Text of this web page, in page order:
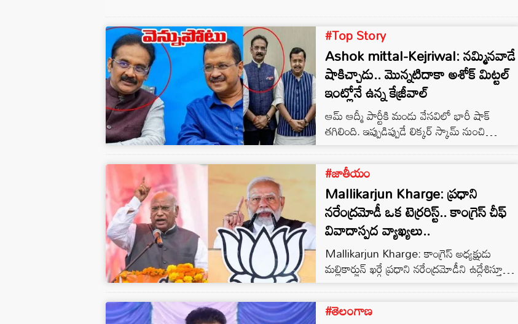
#Top Story
Ashok mittal-Kejriwal: నమ్మినవాడే
షాకిచ్చాడు.. మొన్నటిదాకా అశోక్ మిట్టల్
ఇంట్లోనే ఉన్న కేజ్రీవాల్
ఆమ్ ఆద్మీ పార్టీకి మండు వేసవిలో భారీ షాక్
తగిలింది. ఇప్పుడిప్పుడే లిక్కర్ స్కామ్ నుంచి
తేరుకుంటున్న సమయంలో రాఘవ్ చద్దా రూపంలో
భారీ సంక్షోభం ముంచుకొచ్చింది.
#జాతీయం
Mallikarjun Kharge: ప్రధాని
నరేంద్రమోడీ ఒక టెర్రరిస్ట్.. కాంగ్రెస్ చీఫ్
వివాదాస్పద వ్యాఖ్యలు..
Mallikarjun Kharge: కాంగ్రెస్ అధ్యక్షుడు
మల్లికార్జున్ ఖర్గే ప్రధాని నరేంద్రమోడీని ఉద్దేశిస్తూ
వివాదాస్పద వ్యాఖ్యలు చేశారు. చెన్నైలో జరిగిన
ప్రధాని మోడీ ఒక ఉగ్రవాది అని, ఆయన పార్టీ
#తెలంగాణ